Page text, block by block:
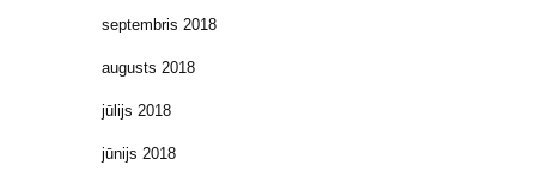
septembris 2018
augusts 2018
jūlijs 2018
jūnijs 2018